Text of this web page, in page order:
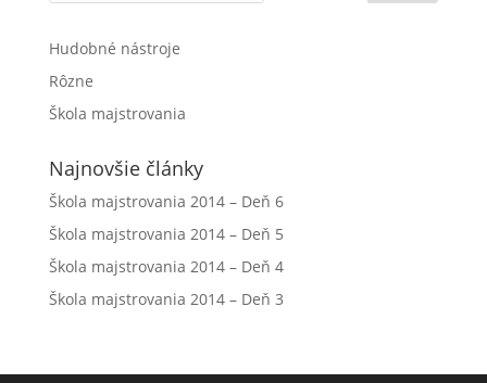
Hudobné nástroje
Rôzne
Škola majstrovania
Najnovšie články
Škola majstrovania 2014 – Deň 6
Škola majstrovania 2014 – Deň 5
Škola majstrovania 2014 – Deň 4
Škola majstrovania 2014 – Deň 3